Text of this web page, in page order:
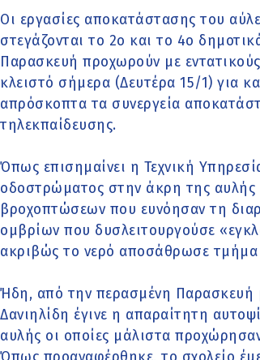
Οι εργασίες αποκατάστασης του
στεγάζονται το 2ο και το 4ο
Παρασκευή προχωρούν με
κλειστό σήμερα (Δευτέρα 15/1) για
απρόσκοπτα τα συνεργεία
τηλεκπαίδευσης.
Όπως επισημαίνει η Τεχνική
οδοστρώματος στην άκρη της αυλής
βροχοπτώσεων που ευνόησαν τη
ομβρίων που δυσλειτουργούσε
ακριβώς το νερό αποσάθρωσε
Ήδη, από την περασμένη Παρασκευή
Δανιηλίδη έγινε η απαραίτητη
αυλής οι οποίες μάλιστα